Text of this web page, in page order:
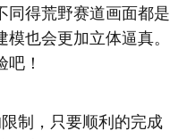
同得荒野赛道画面都是
也会更加立体逼真。
！
制，只要顺利的完成